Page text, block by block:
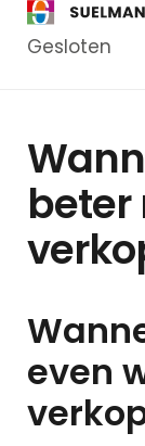
Gesloten
beter
even